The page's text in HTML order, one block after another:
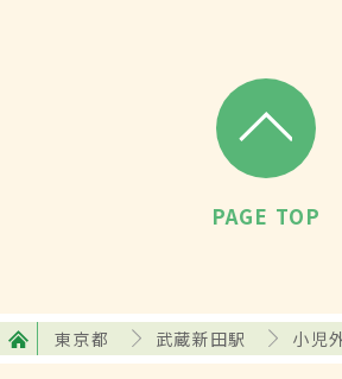
PAGE TOP
東京都 武蔵新田駅 小児